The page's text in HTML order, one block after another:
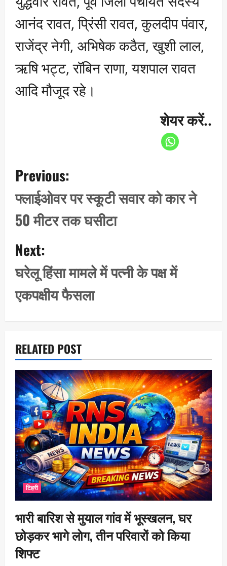
आनंद रावत, प्रिंसी रावत, कुलदीप पंवार,
राजेंद्र नेगी, अभिषेक कठैत, खुशी लाल,
ऋषि भट्ट, रॉबिन राणा, यशपाल रावत
आदि मौजूद रहे।
शेयर करें..
o
s
n
v
i
g
a
i
o
n
Previous:
फ्लाईओवर पर स्कूटी सवार को कार ने
50 मीटर तक घसीटा
Next:
घरेलू हिंसा मामले में पत्नी के पक्ष में
एकपक्षीय फैसला
RELATED POST
टिहरी
भारी बारिश से मुयाल गांव में भूस्खलन, घर
छोड़कर भागे लाेग, तीन परिवारों को किया
शिफ्ट